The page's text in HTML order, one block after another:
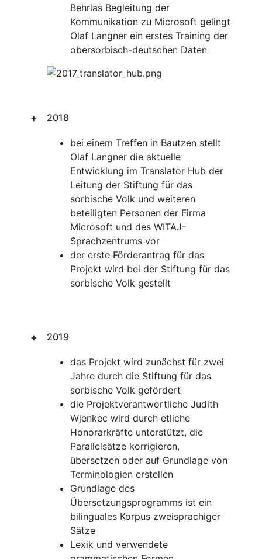
Behrlas Begleitung der
Kommunikation zu Microsoft gelingt
Olaf Langner ein erstes Training der
obersorbisch-deutschen Daten
2018
bei einem Treffen in Bautzen stellt
Olaf Langner die aktuelle
Entwicklung im Translator Hub der
Leitung der Stiftung für das
sorbische Volk und weiteren
beteiligten Personen der Firma
Microsoft und des WITAJ-
Sprachzentrums vor
der erste Förderantrag für das
Projekt wird bei der Stiftung für das
sorbische Volk gestellt
2019
das Projekt wird zunächst für zwei
Jahre durch die Stiftung für das
sorbische Volk gefördert
die Projektverantwortliche Judith
Wjenkec wird durch etliche
Honorarkräfte unterstützt, die
Parallelsätze korrigieren,
übersetzen oder auf Grundlage von
Terminologien erstellen
Grundlage des
Übersetzungsprogramms ist ein
bilinguales Korpus zweisprachiger
Sätze
Lexik und verwendete